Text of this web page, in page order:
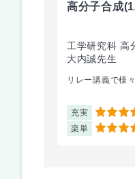
高分子合成
工学研究科 高
大内誠先生
リレー講義で様
充実 4
楽単 4.5